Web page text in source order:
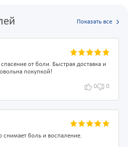
Показать все
от боли. Быстрая доставка и
покупкой!
0 0
боль и воспаление.